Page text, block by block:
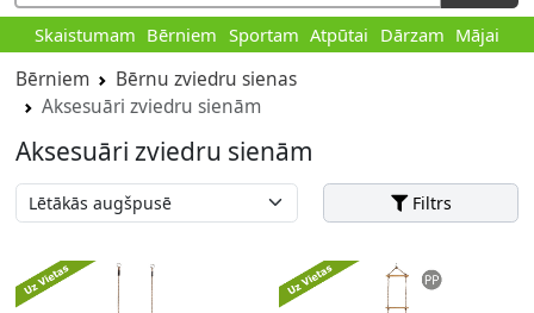
Skaistumam Bērniem Sportam Atpūtai Dārzam Mājai
Bērniem
Bērnu zviedru sienas
Aksesuāri zviedru sienām
Aksesuāri zviedru sienām
Filtrs